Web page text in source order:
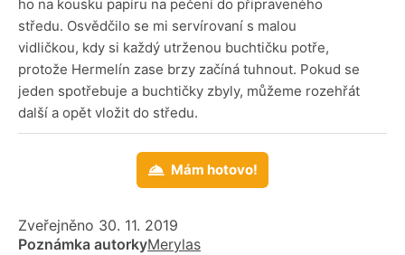
ho na kousku papíru na pečení do připraveného
středu. Osvědčilo se mi servírovaní s malou
vidličkou, kdy si každý utrženou buchtičku potře,
protože Hermelín zase brzy začíná tuhnout. Pokud se
jeden spotřebuje a buchtičky zbyly, můžeme rozehřát
další a opět vložit do středu.
Mám hotovo!
Zveřejněno 30. 11. 2019
Poznámka autorkyMerylas